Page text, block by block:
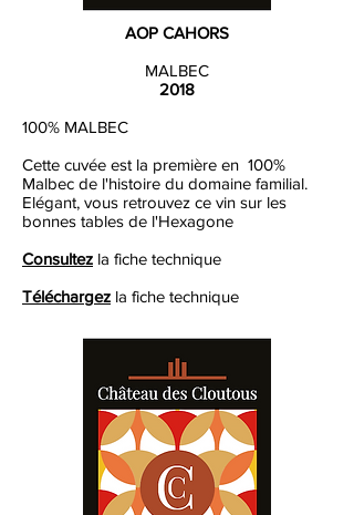
AOP CAHORS
MALBEC
2018
100% MALBEC
Cette cuvée est la première en 100%
Malbec de l'histoire du domaine familial.
Elégant, vous retrouvez ce vin sur les
bonnes tables de l'Hexagone
Consultez la fiche technique
Téléchargez la fiche technique